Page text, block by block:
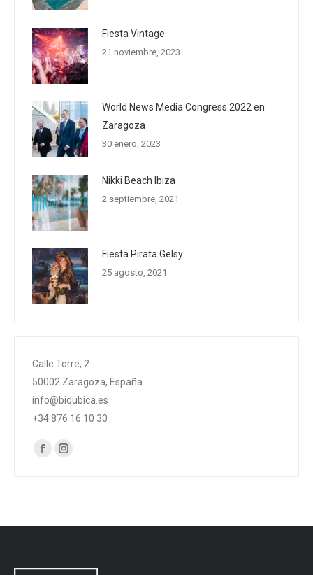
Fiesta Vintage
21 noviembre, 2023
World News Media Congress 2022 en
Zaragoza
30 enero, 2023
Nikki Beach Ibiza
2 septiembre, 2021
Fiesta Pirata Gelsy
25 agosto, 2021
Calle Torre, 2
50002 Zaragoza, España
info@biqubica.es
+34 876 16 10 30
Encuéntranos en: